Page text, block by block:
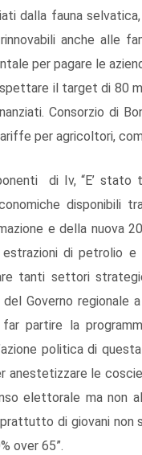
dalla fauna
anche alle
per pagare le
il target di 80
Consorzio di
per agricoltori,
di Iv, “E’
disponibili
e della nuova
estrazioni di petrolio
tanti settori
Governo regionale
partire la
politica di
anestetizzare le
elettorale ma non
di giovani non
over 65”.